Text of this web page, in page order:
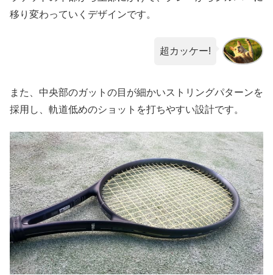
移り変わっていくデザインです。
超カッケー!
また、中央部のガットの目が細かいストリングパターンを
採用し、軌道低めのショットを打ちやすい設計です。